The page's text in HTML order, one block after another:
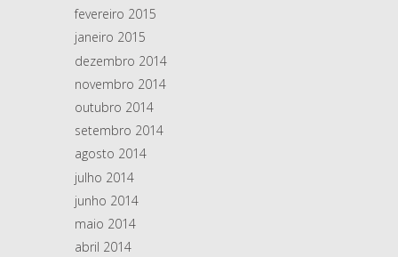
fevereiro 2015
janeiro 2015
dezembro 2014
novembro 2014
outubro 2014
setembro 2014
agosto 2014
julho 2014
junho 2014
maio 2014
abril 2014